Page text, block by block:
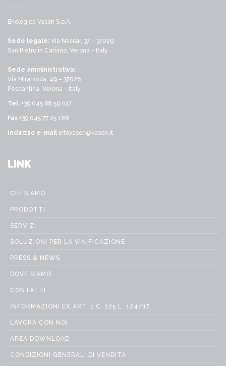
Enologica Vason S.p.A.
Sede legale: Via Nassar, 37 – 37029
San Pietro in Cariano, Verona - Italy
Sede amministrativa:
Via Mirandola, 49 – 37026
Pescantina, Verona - Italy
Tel. +39 045 68 59 017
Fax +39 045 77 25 188
Indirizzo e-mail infovason@vason.it
LINK
CHI SIAMO
PRODOTTI
SERVIZI
SOLUZIONI PER LA VINIFICAZIONE
PRESS & NEWS
DOVE SIAMO
CONTATTI
INFORMAZIONI EX ART. 1 C. 125 L. 124/17
LAVORA CON NOI
AREA DOWNLOAD
CONDIZIONI GENERALI DI VENDITA